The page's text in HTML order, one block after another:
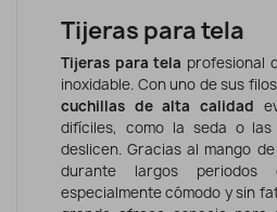
Tijeras para tela
Tijeras para tela profesional
inoxidable. Con uno de sus
cuchillas de alta calidad
difíciles, como la seda o
deslicen. Gracias al mango
durante largos periodos
especialmente cómodo y sin